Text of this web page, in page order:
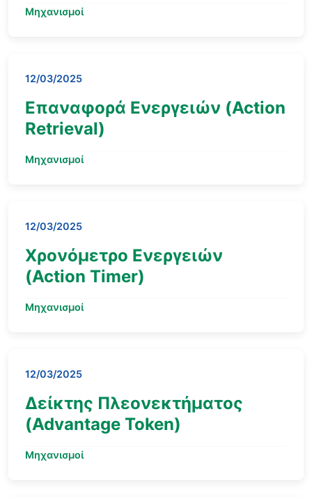
Μηχανισμοί
12/03/2025
Επαναφορά Ενεργειών (Action
Retrieval)
Μηχανισμοί
12/03/2025
Χρονόμετρο Ενεργειών
(Action Timer)
Μηχανισμοί
12/03/2025
Δείκτης Πλεονεκτήματος
(Advantage Token)
Μηχανισμοί